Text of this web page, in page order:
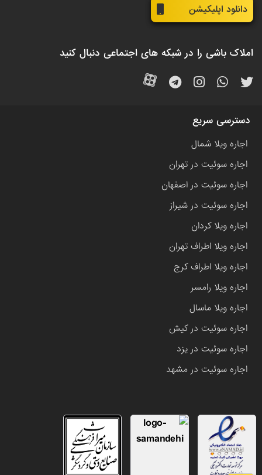
دانلود اپلیکیشن
املاک باشی را در شبکه های اجتماعی دنبال کنید
دسترسی سریع
اجاره ویلا شمال
اجاره سوئیت در تهران
اجاره سوئیت در اصفهان
اجاره سوئیت در شیراز
اجاره ویلا کردان
اجاره ویلا اطراف تهران
اجاره ویلا اطراف کرج
اجاره ویلا رامسر
اجاره ویلا ماسال
اجاره سوئیت در کیش
اجاره سوئیت در یزد
اجاره سوئیت در مشهد